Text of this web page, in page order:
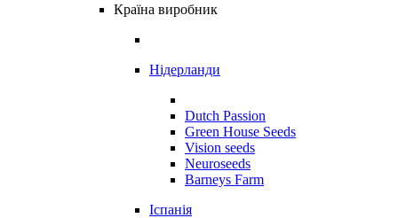
Країна виробник
Нідерланди
Dutch Passion
Green House Seeds
Vision seeds
Neuroseeds
Barneys Farm
Іспанія